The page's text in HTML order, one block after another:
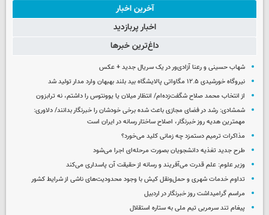
آخرین اخبار
اخبار پربازدید
داغ‌ترین خبرها
شهاب حسینی و رعنا آزادی‌ور در یک سریال جدید + عکس
نیروگاه خورشیدی ۱۲.۵ مگاواتی پالایشگاه بید بلند بهبهان وارد مدار تولید شد
از انتخاب محمد صلاح شگفت‌زده‌ام/ انتظار میلان یا یوونتوس را داشتم، نه ترابزون
شمشادی: رشد در فضای مجازی باعث شده برخی خودشان را خبرنگار بدانند/ دلاوری:
مهمترین هدیه‌ روز خبرنگار، اصلاح ساختار رسانه در ایران است
مذاکرات ترمیم دستمزد چه زمانی کلید می‌خورد؟
طرح جدید تغذیه دانشجویان بصورت مرحله‌ای اجرا می‌شود
وزیر علوم: علم قدرت می‌آفریند و رسانه از حقیقت آن پاسداری می‌کند
تداوم خدمات شهری و حمل‌ونقل کیش با وجود محدودیت‌های ناشی از شرایط کشور
مراسم گرامیداشت روز خبرنگار در اردبیل
پیغام تند سرمربی تیم ملی به ستاره استقلال